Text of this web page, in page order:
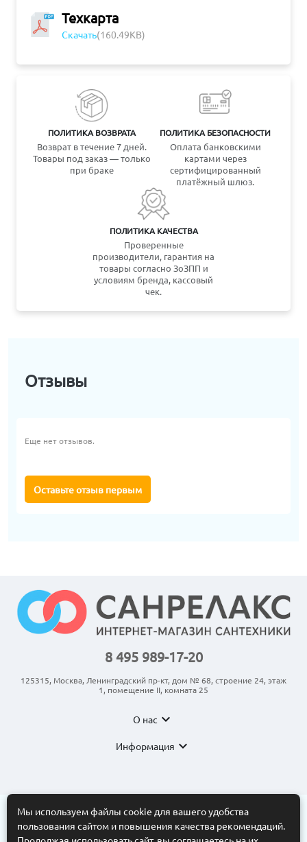
Техкарта
Скачать(160.49KB)
ПОЛИТИКА ВОЗВРАТА
Возврат в течение 7 дней.
Товары под заказ — только
при браке
ПОЛИТИКА БЕЗОПАСНОСТИ
Оплата банковскими
картами через
сертифицированный
платёжный шлюз.
ПОЛИТИКА КАЧЕСТВА
Проверенные
производители, гарантия на
товары согласно ЗоЗПП и
условиям бренда, кассовый
чек.
Отзывы
Еще нет отзывов.
Оставьте отзыв первым
8 495 989-17-20
125315, Москва, Ленинградский пр-кт, дом № 68, строение 24, этаж
1, помещение II, комната 25
О нас expand_more
Информация expand_more
© 2011-2026 ООО “АНКОМ”
Все торговые марки принадлежат их владельцам. Копирование
Мы используем файлы cookie для вашего удобства
пользования сайтом и повышения качества рекомендаций.